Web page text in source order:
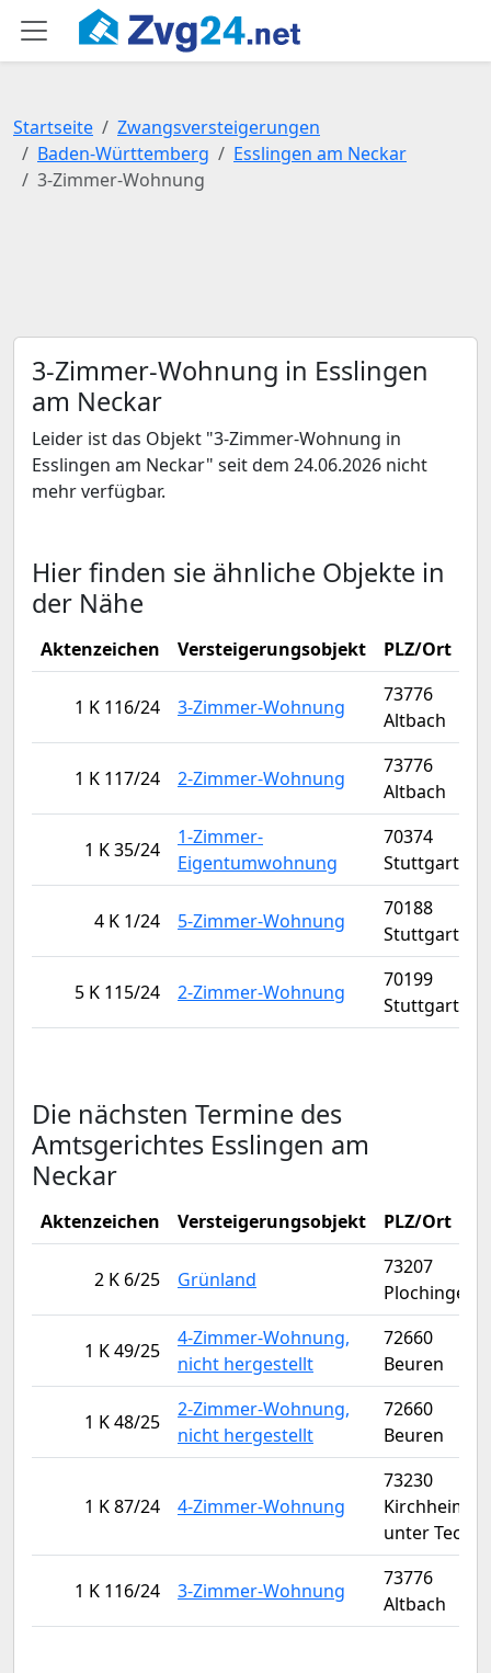
Startseite
Zwangsversteigerungen
Baden-Württemberg
Esslingen am Neckar
3-Zimmer-Wohnung
3-Zimmer-Wohnung in Esslingen
am Neckar
Leider ist das Objekt "3-Zimmer-Wohnung in
Esslingen am Neckar" seit dem 24.06.2026 nicht
mehr verfügbar.
Hier finden sie ähnliche Objekte in
der Nähe
Aktenzeichen Versteigerungsobjekt PLZ/Ort
1 K 116/24 3-Zimmer-Wohnung
73776
Altbach
1 K 117/24 2-Zimmer-Wohnung
73776
Altbach
1 K 35/24
1-Zimmer-
Eigentumwohnung
70374
Stuttgart
4 K 1/24 5-Zimmer-Wohnung
70188
Stuttgart
5 K 115/24 2-Zimmer-Wohnung
70199
Stuttgart
Die nächsten Termine des
Amtsgerichtes Esslingen am
Neckar
Aktenzeichen Versteigerungsobjekt PLZ/Ort
2 K 6/25 Grünland
73207
Plochingen
1 K 49/25
4-Zimmer-Wohnung,
nicht hergestellt
72660
Beuren
1 K 48/25
2-Zimmer-Wohnung,
nicht hergestellt
72660
Beuren
1 K 87/24 4-Zimmer-Wohnung
73230
Kirchheim
unter Teck
1 K 116/24 3-Zimmer-Wohnung
73776
Altbach